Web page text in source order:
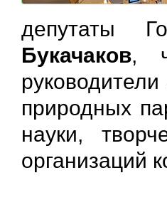
депутаты
Букачаков,
природных
науки,
организаций